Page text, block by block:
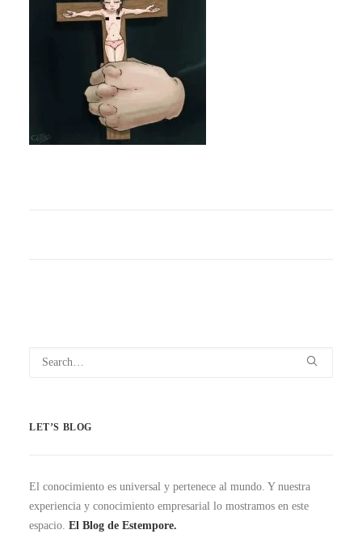
LET’S BLOG
El conocimiento es universal y pertenece al mundo. Y nuestra
experiencia y conocimiento empresarial lo mostramos en este
espacio. El Blog de Estempore.